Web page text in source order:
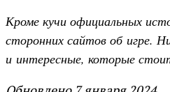
Кроме кучи официальных
сторонних сайтов об игре.
и интересные, которые